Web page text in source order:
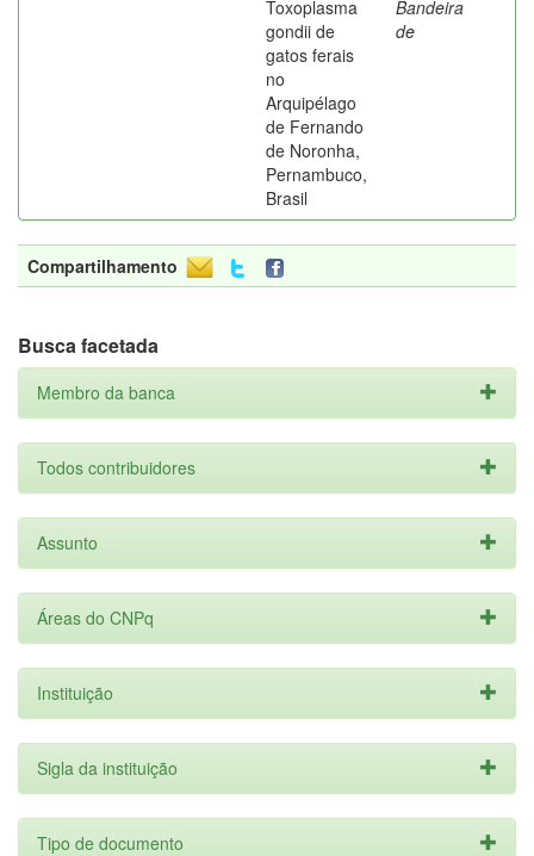
Toxoplasma
gondii de
gatos ferais
no
Arquipélago
de Fernando
de Noronha,
Pernambuco,
Brasil
Bandeira
de
Compartilhamento
Busca facetada
Membro da banca
Todos contribuidores
Assunto
Áreas do CNPq
Instituição
Sigla da instituição
Tipo de documento